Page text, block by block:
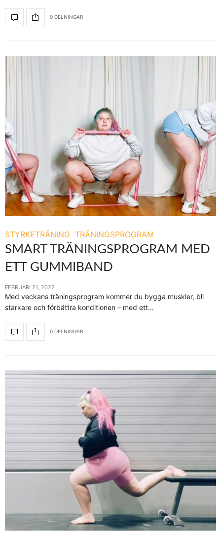
0 DELNINGAR
STYRKETRÄNING TRÄNINGSPROGRAM
SMART TRÄNINGSPROGRAM MED
ETT GUMMIBAND
FEBRUARI 21, 2022
Med veckans träningsprogram kommer du bygga muskler, bli
starkare och förbättra konditionen – med ett…
0 DELNINGAR